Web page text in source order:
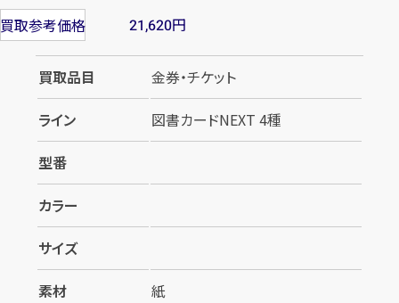
買取参考価格 21,620円
買取品目
金券・チケット
ライン
図書カードNEXT 4種
型番
カラー
サイズ
素材
紙